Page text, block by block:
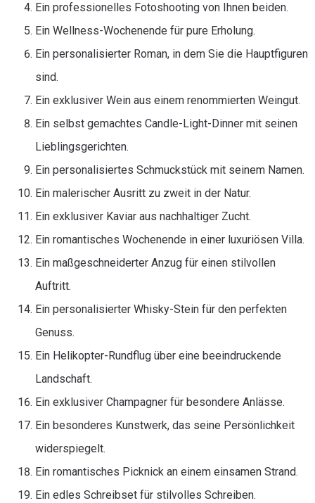
Ein professionelles Fotoshooting von Ihnen beiden.
Ein Wellness-Wochenende für pure Erholung.
Ein personalisierter Roman, in dem Sie die Hauptfiguren
sind.
Ein exklusiver Wein aus einem renommierten Weingut.
Ein selbst gemachtes Candle-Light-Dinner mit seinen
Lieblingsgerichten.
Ein personalisiertes Schmuckstück mit seinem Namen.
Ein malerischer Ausritt zu zweit in der Natur.
Ein exklusiver Kaviar aus nachhaltiger Zucht.
Ein romantisches Wochenende in einer luxuriösen Villa.
Ein maßgeschneiderter Anzug für einen stilvollen
Auftritt.
Ein personalisierter Whisky-Stein für den perfekten
Genuss.
Ein Helikopter-Rundflug über eine beeindruckende
Landschaft.
Ein exklusiver Champagner für besondere Anlässe.
Ein besonderes Kunstwerk, das seine Persönlichkeit
widerspiegelt.
Ein romantisches Picknick an einem einsamen Strand.
Ein edles Schreibset für stilvolles Schreiben.